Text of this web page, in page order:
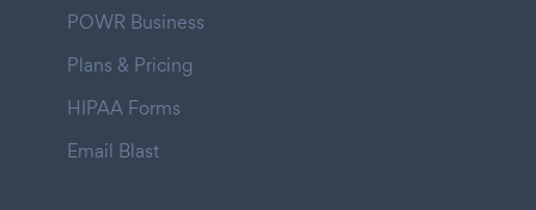
POWR Business
Plans & Pricing
HIPAA Forms
Email Blast